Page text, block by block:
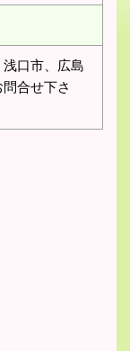
口市、広島
合せ下さ